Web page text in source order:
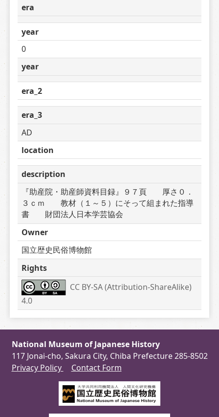
era
year
0
year
era_2
era_3
AD
location
description
『助産院・助産師資料目録』９７頁　　厚さ０．
３ｃｍ　　教材（１～５）にそって組まれた指導
書　　財団法人日本学芸協会
Owner
国立歴史民俗博物館
Rights
CC BY-SA (Attribution-ShareAlike)
4.0
National Museum of Japanese History
117 Jonai-cho, Sakura City, Chiba Prefecture 285-8502
Privacy Policy
Contact Form